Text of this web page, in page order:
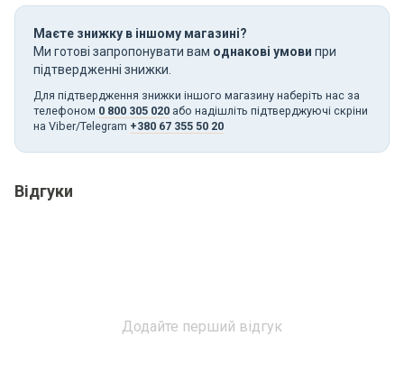
Маєте знижку в іншому магазині?
Ми готові запропонувати вам однакові умови при
підтвердженні знижки.
Для підтвердження знижки іншого магазину наберіть нас за
телефоном 0 800 305 020 або надішліть підтверджуючі скріни
на Viber/Telegram +380 67 355 50 20
Відгуки
Додайте перший відгук